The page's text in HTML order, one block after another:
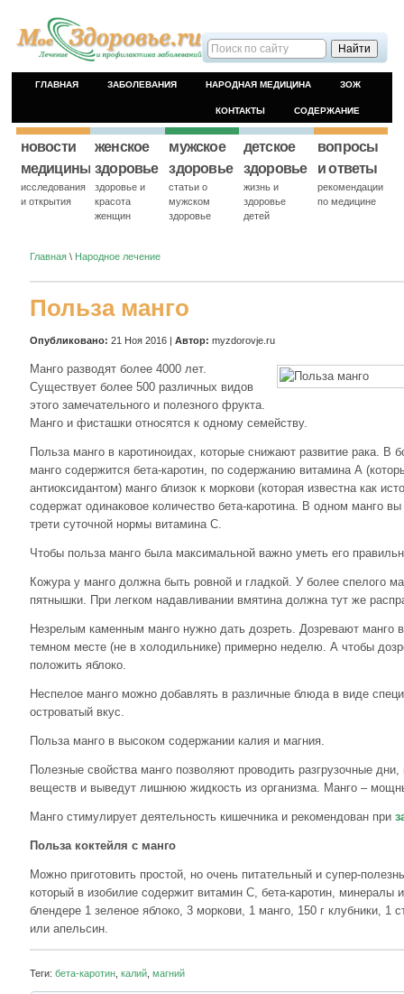
ГЛАВНАЯ ЗАБОЛЕВАНИЯ НАРОДНАЯ МЕДИЦИНА ЗОЖ
КОНТАКТЫ СОДЕРЖАНИЕ
новости
медицины
исследования
и открытия
женское
здоровье
здоровье и
красота
женщин
мужское
здоровье
статьи о
мужском
здоровье
детское
здоровье
жизнь и
здоровье
детей
вопросы
и ответы
рекомендации
по медицине
Главная \ Народное лечение
Польза манго
Опубликовано: 21 Ноя 2016 | Автор: myzdorovje.ru
Манго разводят более 4000 лет.
Существует более 500 различных видов
этого замечательного и полезного фрукта.
Манго и фисташки относятся к одному семейству.
Польза манго в каротиноидах, которые снижают развитие рака. В
манго содержится бета-каротин, по содержанию витамина А
антиоксидантом) манго близок к моркови (которая известна как
содержат одинаковое количество бета-каротина. В одном манго
трети суточной нормы витамина С.
Чтобы польза манго была максимальной важно уметь его
Кожура у манго должна быть ровной и гладкой. У более спелого
пятнышки. При легком надавливании вмятина должна тут же
Незрелым каменным манго нужно дать дозреть. Дозревают манго
темном месте (не в холодильнике) примерно неделю. А чтобы
положить яблоко.
Неспелое манго можно добавлять в различные блюда в виде
островатый вкус.
Польза манго в высоком содержании калия и магния.
Полезные свойства манго позволяют проводить разгрузочные
веществ и выведут лишнюю жидкость из организма. Манго –
Манго стимулирует деятельность кишечника и рекомендован при
Польза коктейля с манго
Можно приготовить простой, но очень питательный и супер-
который в изобилие содержит витамин С, бета-каротин, минералы
блендере 1 зеленое яблоко, 3 моркови, 1 манго, 150 г клубники, 1
или апельсин.
Теги: бета-каротин калий магний